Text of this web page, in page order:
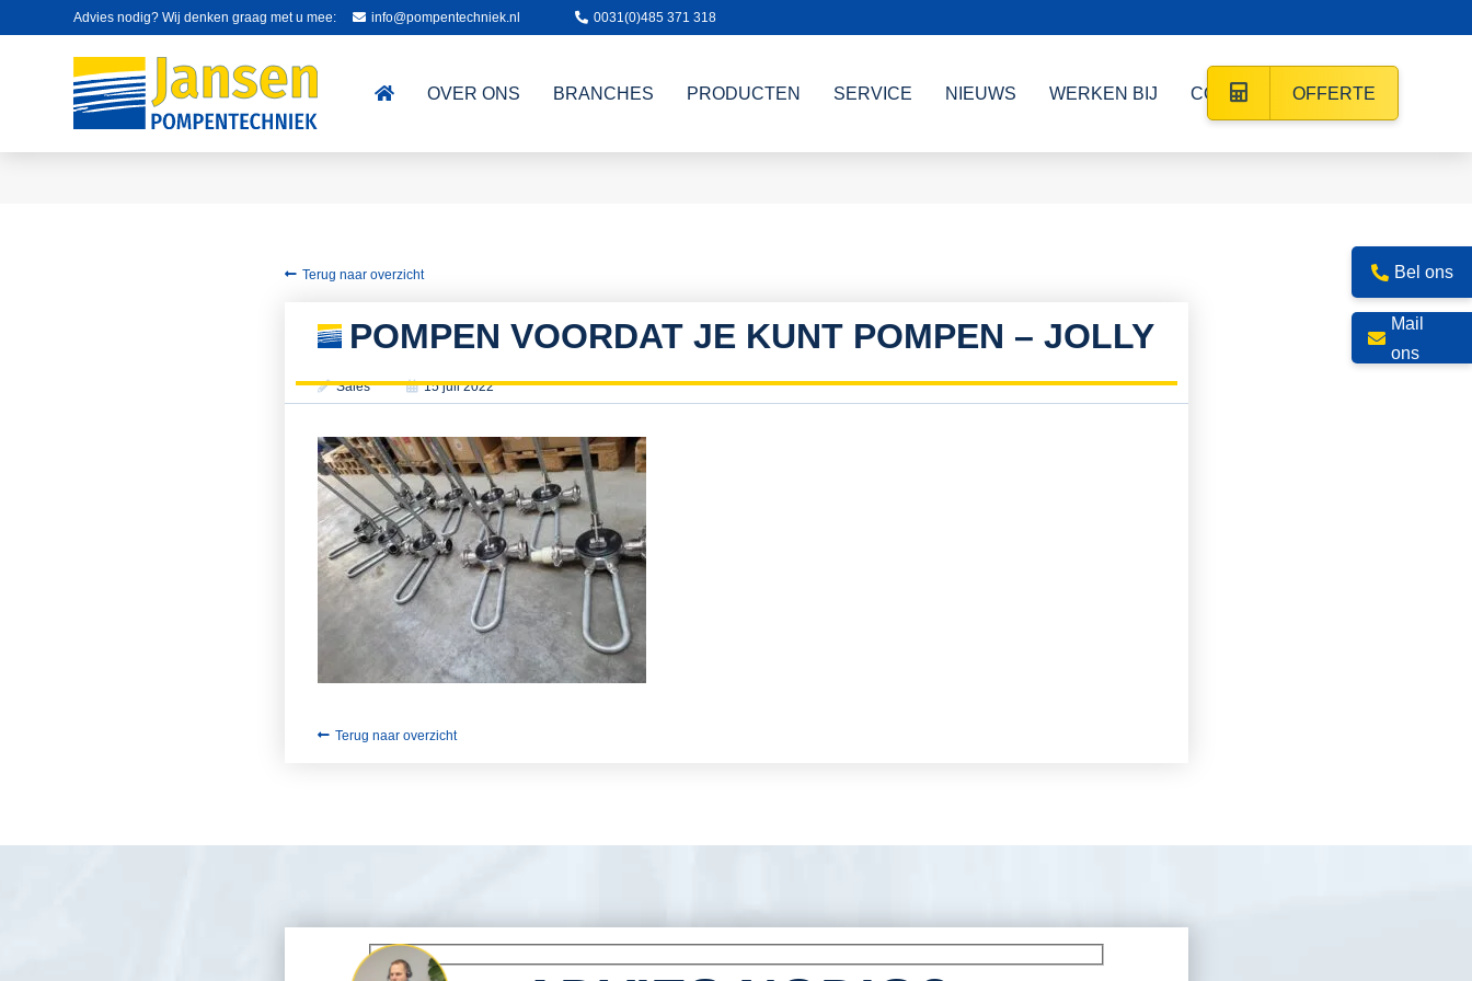
Advies nodig? Wij denken graag met u mee: info@pompentechniek.nl 0031(0)485 371 318
OVER ONS BRANCHES PRODUCTEN SERVICE NIEUWS WERKEN BIJ CONTACT OFFERTE
Terug naar overzicht
POMPEN VOORDAT JE KUNT POMPEN – JOLLY
Sales 15 juli 2022
Terug naar overzicht
Bel ons
Mail
ons